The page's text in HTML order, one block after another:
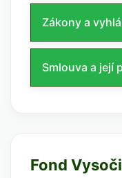
Zákony a
Smlouva a její
Fond